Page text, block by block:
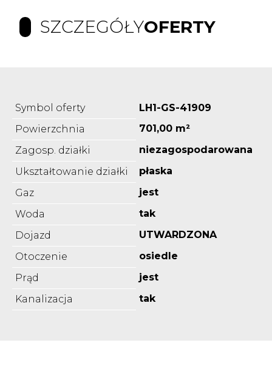
SZCZEGÓŁYOFERTY
Symbol oferty
LH1-GS-41909
Powierzchnia
701,00 m²
Zagosp. działki
niezagospodarowana
Ukształtowanie działki
płaska
Gaz
jest
Woda
tak
Dojazd
UTWARDZONA
Otoczenie
osiedle
Prąd
jest
Kanalizacja
tak